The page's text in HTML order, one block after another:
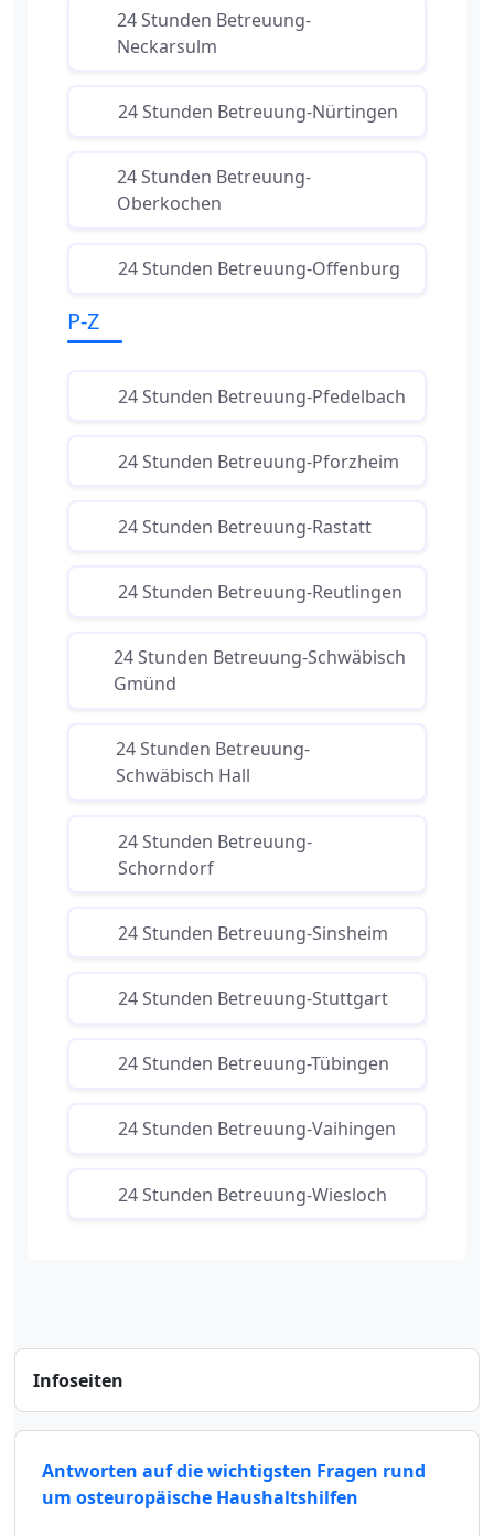
24 Stunden Betreuung-
Neckarsulm
24 Stunden Betreuung-Nürtingen
24 Stunden Betreuung-
Oberkochen
24 Stunden Betreuung-Offenburg
P-Z
24 Stunden Betreuung-Pfedelbach
24 Stunden Betreuung-Pforzheim
24 Stunden Betreuung-Rastatt
24 Stunden Betreuung-Reutlingen
24 Stunden Betreuung-Schwäbisch
Gmünd
24 Stunden Betreuung-
Schwäbisch Hall
24 Stunden Betreuung-
Schorndorf
24 Stunden Betreuung-Sinsheim
24 Stunden Betreuung-Stuttgart
24 Stunden Betreuung-Tübingen
24 Stunden Betreuung-Vaihingen
24 Stunden Betreuung-Wiesloch
Infoseiten
Antworten auf die wichtigsten Fragen rund
um osteuropäische Haushaltshilfen